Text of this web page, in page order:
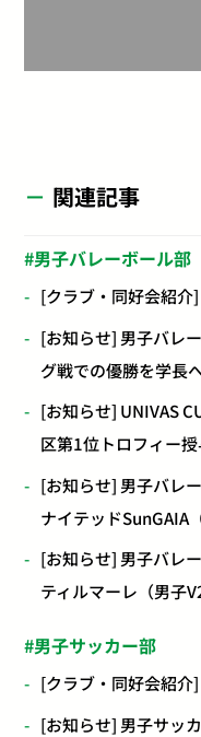
関連記事
男子バレーボール部
[クラブ・同好会紹介
[お知らせ] 男子バレ
グ戦での優勝を学長
[お知らせ] UNIVAS
区第1位トロフィー
[お知らせ] 男子バレ
ナイテッドSunGAIA
[お知らせ] 男子バレ
ティルマーレ（男子
男子サッカー部
[クラブ・同好会紹介
[お知らせ] 男子サッ